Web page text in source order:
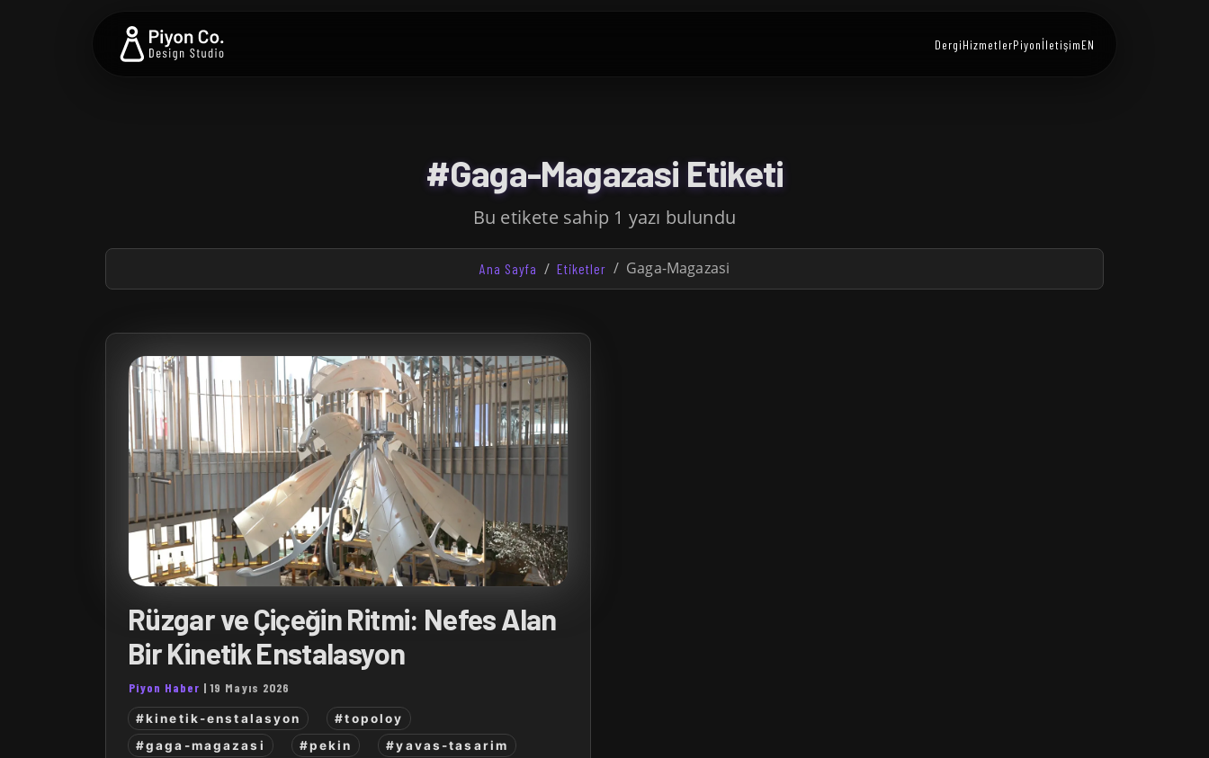
DergiHizmetlerPiyonİletişimEN
#Gaga-Magazasi Etiketi
Bu etikete sahip 1 yazı bulundu
Ana Sayfa Etiketler Gaga-Magazasi
Rüzgar ve Çiçeğin Ritmi: Nefes Alan
Bir Kinetik Enstalasyon
Piyon Haber |19 Mayıs 2026
#kinetik-enstalasyon
#topoloy
#gaga-magazasi
#pekin
#yavas-tasarim